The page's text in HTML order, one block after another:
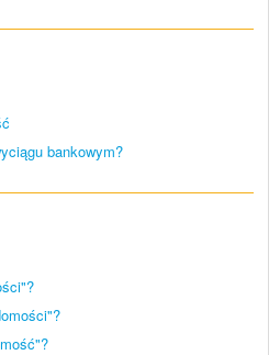
bankowym?